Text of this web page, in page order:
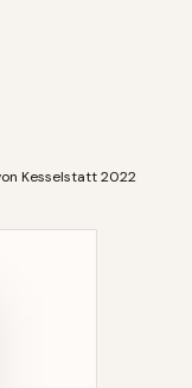
Kesselstatt 2022